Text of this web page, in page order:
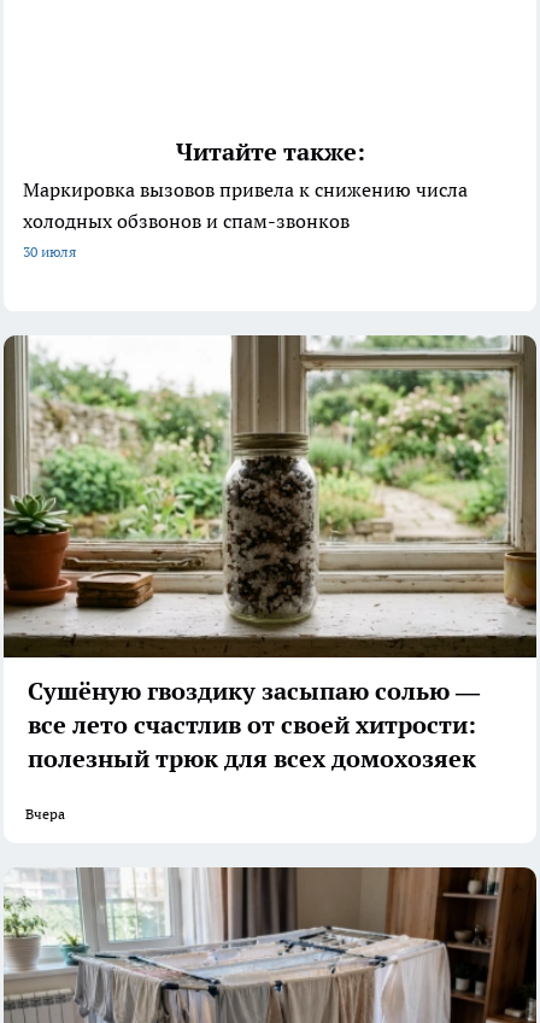
Читайте также:
Маркировка вызовов привела к снижению числа
холодных обзвонов и спам-звонков
30 июля
Сушёную гвоздику засыпаю солью —
все лето счастлив от своей хитрости:
полезный трюк для всех домохозяек
Вчера